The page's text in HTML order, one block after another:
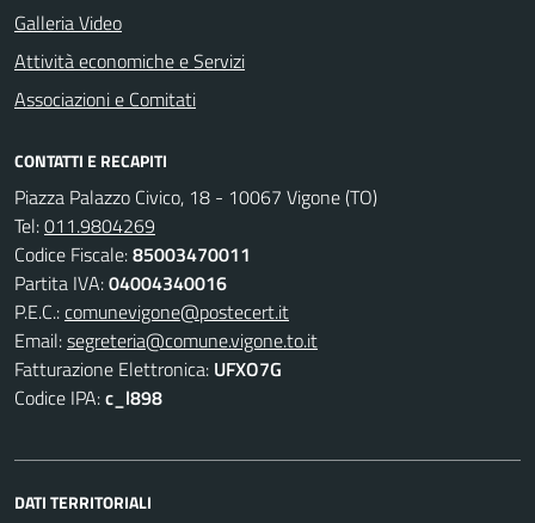
Galleria Video
Attività economiche e Servizi
Associazioni e Comitati
CONTATTI E RECAPITI
Piazza Palazzo Civico, 18 - 10067 Vigone (TO)
Tel:011.9804269
Codice Fiscale:85003470011
Partita IVA:04004340016
P.E.C.:comunevigone@postecert.it
Email:segreteria@comune.vigone.to.it
Fatturazione Elettronica: UFXO7G
Codice IPA:c_l898
DATI TERRITORIALI